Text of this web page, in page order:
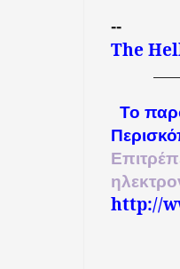
--
The
Το
http://